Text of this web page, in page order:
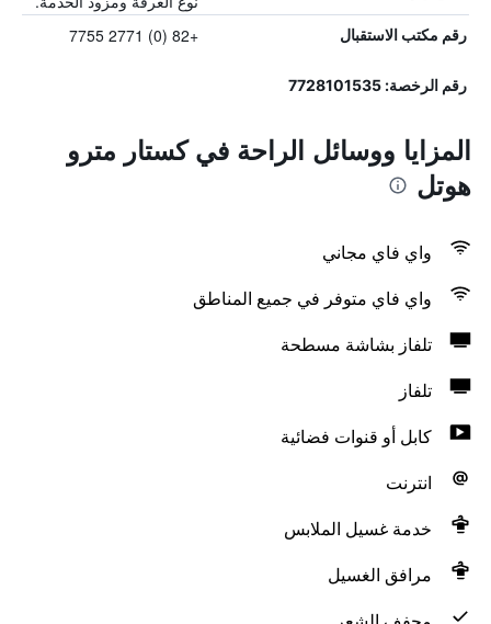
رقم مكتب الاستقبال +82 (0) 2771 7755
رقم الرخصة: 7728101535
المزايا ووسائل الراحة في كستار مترو
هوتل
واي فاي مجاني
واي فاي متوفر في جميع المناطق
تلفاز بشاشة مسطحة
تلفاز
كابل أو قنوات فضائية
انترنت
خدمة غسيل الملابس
مرافق الغسيل